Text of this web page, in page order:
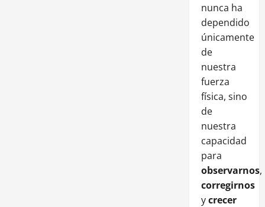
nunca ha
dependido
únicamente
de
nuestra
fuerza
física, sino
de
nuestra
capacidad
para
observarnos,
corregirnos
ycrecer